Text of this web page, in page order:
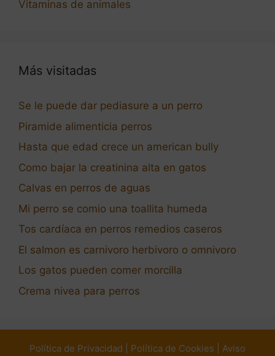
Vitaminas de animales
Más visitadas
Se le puede dar pediasure a un perro
Piramide alimenticia perros
Hasta que edad crece un american bully
Como bajar la creatinina alta en gatos
Calvas en perros de aguas
Mi perro se comio una toallita humeda
Tos cardíaca en perros remedios caseros
El salmon es carnivoro herbivoro o omnivoro
Los gatos pueden comer morcilla
Crema nivea para perros
Política de Privacidad Política de Cookies
Aviso